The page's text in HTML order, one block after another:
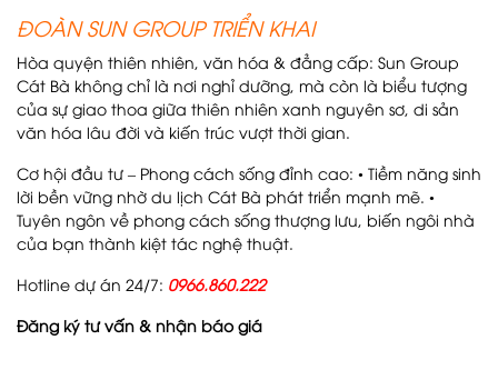
ĐOÀN SUN GROUP TRIỂN KHAI
Hòa quyện thiên nhiên, văn hóa & đẳng cấp: Sun Group
Cát Bà không chỉ là nơi nghỉ dưỡng, mà còn là biểu tượng
của sự giao thoa giữa thiên nhiên xanh nguyên sơ, di sản
văn hóa lâu đời và kiến trúc vượt thời gian.
Cơ hội đầu tư – Phong cách sống đỉnh cao: • Tiềm năng sinh
lời bền vững nhờ du lịch Cát Bà phát triển mạnh mẽ. •
Tuyên ngôn về phong cách sống thượng lưu, biến ngôi nhà
của bạn thành kiệt tác nghệ thuật.
Hotline dự án 24/7: 0966.860.222
Đăng ký tư vấn & nhận báo giá